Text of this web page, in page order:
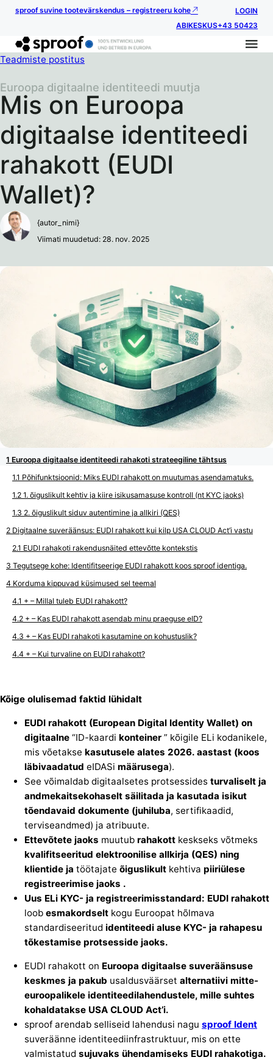
sproof suvine tootevärskendus – registreeru kohe
LOGIN
ABIKESKUS+43 50423
Teadmiste postitus
Mis on Euroopa
digitaalse identiteedi
rahakott (EUDI
Wallet)?
Euroopa digitaalne identiteedi muutja
{autor_nimi}
Viimati muudetud: 28. nov. 2025
Euroopa digitaalse identiteedi rahakoti strateegiline tähtsus
Põhifunktsioonid: Miks EUDI rahakott on muutumas asendamatuks.
1. õiguslikult kehtiv ja kiire isikusamasuse kontroll (nt KYC jaoks)
2. õiguslikult siduv autentimine ja allkiri (QES)
Digitaalne suveräänsus: EUDI rahakott kui kilp USA CLOUD Act’i vastu
EUDI rahakoti rakendusnäited ettevõtte kontekstis
Tegutsege kohe: Identifitseerige EUDI rahakott koos sproof identiga.
Korduma kippuvad küsimused sel teemal
+ – Millal tuleb EUDI rahakott?
+ – Kas EUDI rahakott asendab minu praeguse eID?
+ – Kas EUDI rahakoti kasutamine on kohustuslik?
+ – Kui turvaline on EUDI rahakott?
Kõige olulisemad faktid lühidalt
EUDI rahakott (European Digital Identity Wallet) on
digitaalne “ID-kaardi konteiner ” kõigile ELi kodanikele,
mis võetakse kasutusele alates 2026. aastast (koos
läbivaadatud eIDASi määrusega).
See võimaldab digitaalsetes protsessides turvaliselt ja
andmekaitsekohaselt säilitada ja kasutada isikut
tõendavaid dokumente (juhiluba, sertifikaadid,
terviseandmed) ja atribuute.
Ettevõtete jaoks muutub rahakott keskseks võtmeks
kvalifitseeritud elektroonilise allkirja (QES) ning
klientide ja töötajate õiguslikult kehtiva piiriülese
registreerimise jaoks .
Uus ELi KYC- ja registreerimisstandard: EUDI rahakott
loob esmakordselt kogu Euroopat hõlmava
standardiseeritud identiteedi aluse KYC- ja rahapesu
tõkestamise protsesside jaoks.
EUDI rahakott on Euroopa digitaalse suveräänsuse
keskmes ja pakub usaldusväärset alternatiivi mitte-
euroopalikele identiteedilahendustele, mille suhtes
kohaldatakse USA CLOUD Act’i.
sproof arendab selliseid lahendusi nagu sproof Ident
suveräänne identiteediinfrastruktuur, mis on ette
valmistatud sujuvaks ühendamiseks EUDI rahakotiga.